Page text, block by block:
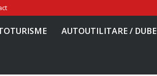
AUTOUTILITARE / DUBE